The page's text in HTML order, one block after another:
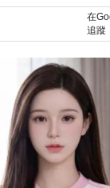
在
追蹤